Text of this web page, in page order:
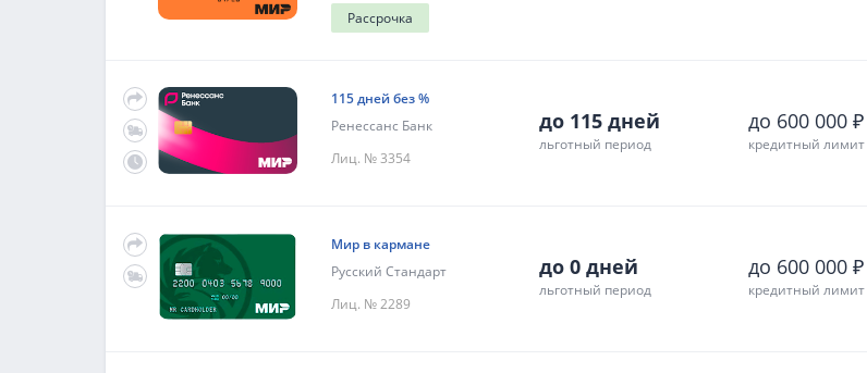
Рассрочка
115 дней без %
Ренессанс Банк
Лиц. № 3354
до 115 дней
льготный период
до 600 000 ₽
кредитный лимит
Мир в кармане
Русский Стандарт
Лиц. № 2289
до 0 дней
льготный период
до 600 000 ₽
кредитный лимит